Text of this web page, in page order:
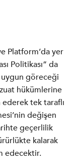
Platform’da yer
Politikası” da
göreceği
hükümlerine
ederek tek taraflı
değişen
geçerlilik
kalarak
edecektir.